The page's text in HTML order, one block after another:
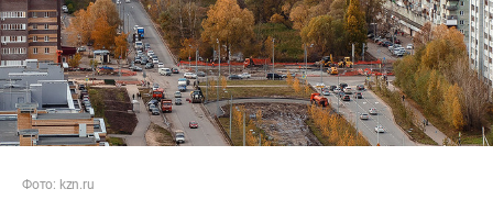
Фото: kzn.ru